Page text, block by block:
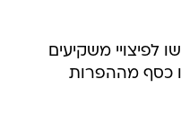
לפיצויי משקיעים
כסף מההפרות